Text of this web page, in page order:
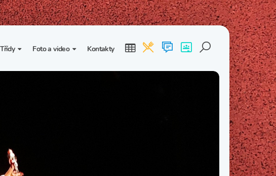
Třídy
Třída I. A Třída I. B Třída I. C
Třída V. A
Foto a video
Fotogalerie
Kontakty